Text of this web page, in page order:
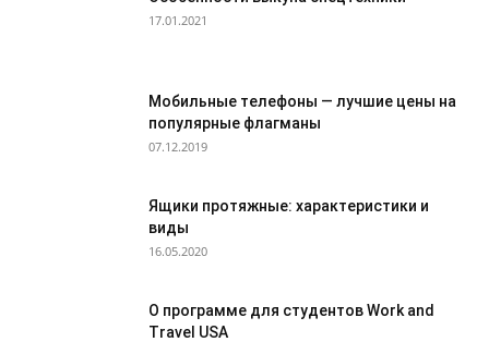
17.01.2021
Мобильные телефоны — лучшие цены на
популярные флагманы
07.12.2019
Ящики протяжные: характеристики и
виды
16.05.2020
О программе для студентов Work and
Travel USA